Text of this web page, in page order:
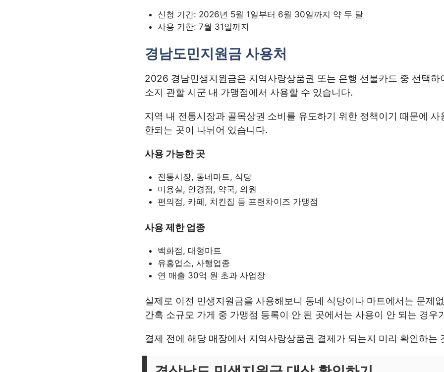
신청 기간: 2026년 5월 1일부터 6월 30일까지 약 두 달
사용 기한: 7월 31일까지
경남도민지원금 사용처
2026 경남민생지원금은 지역사랑상품권 또는 은행 선불카드 중 선택하
소지 관할 시군 내 가맹점에서 사용할 수 있습니다.
지역 내 전통시장과 골목상권 소비를 유도하기 위한 정책이기 때문에 사
한되는 곳이 나뉘어 있습니다.
사용 가능한 곳
전통시장, 동네마트, 식당
미용실, 안경점, 약국, 의원
편의점, 카페, 치킨집 등 프랜차이즈 가맹점
사용 제한 업종
백화점, 대형마트
유흥업소, 사행업종
연 매출 30억 원 초과 사업장
실제로 이전 민생지원금을 사용해보니 동네 식당이나 마트에서는 문제
간혹 소규모 가게 중 가맹점 등록이 안 된 곳에서는 사용이 안 되는 경우
결제 전에 해당 매장에서 지역사랑상품권 결제가 되는지 미리 확인하는